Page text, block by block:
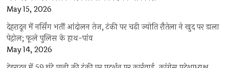
May 15, 2026
देहरादून में नर्सिंग भर्ती आंदोलन तेज, टंकी पर चढ़ी ज्योति रौतेला ने खुद पर डाला
पेट्रोल; फूले पुलिस के हाथ-पांव
May 14, 2026